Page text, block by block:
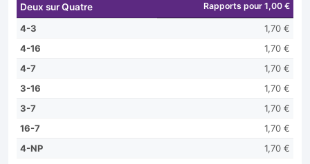
Deux sur Quatre Rapports pour 1,00 €
4-3
1,70 €
4-16
1,70 €
4-7
1,70 €
3-16
1,70 €
3-7
1,70 €
16-7
1,70 €
4-NP
1,70 €